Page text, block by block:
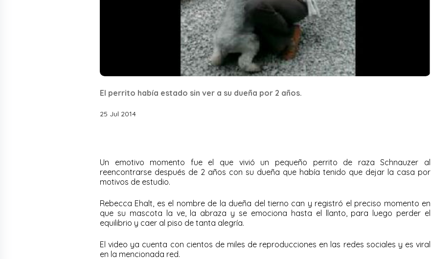
El perrito había estado sin ver a su dueña por 2 años.
25 Jul 2014
Un emotivo momento fue el que vivió un pequeño perrito de raza Schnauzer al
reencontrarse después de 2 años con su dueña que había tenido que dejar la casa por
motivos de estudio.
Rebecca Ehalt, es el nombre de la dueña del tierno can y registró el preciso momento en
que su mascota la ve, la abraza y se emociona hasta el llanto, para luego perder el
equilibrio y caer al piso de tanta alegría.
El video ya cuenta con cientos de miles de reproducciones en las redes sociales y es viral
en la mencionada red.